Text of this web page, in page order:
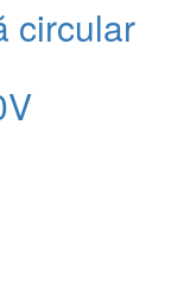
circular